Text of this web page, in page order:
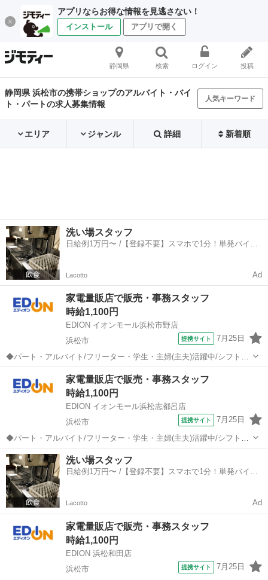
アプリならお得な情報を見逃さない！
インストール アプリで開く
静岡県 検索 ログイン 投稿
静岡県 浜松市の携帯ショップのアルバイト・バイ
ト・パートの求人募集情報
人気キーワード
エリア ジャンル 詳細 新着順
洗い場スタッフ
日給例1万円〜 /【登録不要】スマホで1分！単発バイト
Lacotto Ad
家電量販店で販売・事務スタッフ
時給1,100円
EDION イオンモール浜松市野店
浜松市
提携サイト 7月25日
◆パート・アルバイト/フリーター・学生・主婦(主夫)活躍中/シフト制/
事務作業もあり◆ レジ、商品管理、接客、販売、事務などをお願いし
ます。 まずは明るい挨拶ができれば大丈夫。 家電の知識は研修や実務
を通して身に付けられる...
浜松市 携帯ショップ
家電量販店で販売・事務スタッフ
時給1,100円
EDION イオンモール浜松志都呂店
浜松市
提携サイト 7月25日
◆パート・アルバイト/フリーター・学生・主婦(主夫)活躍中/シフト制/
事務作業もあり◆ レジ、商品管理、接客、販売、事務などをお願いし
ます。 まずは明るい挨拶ができれば大丈夫。 家電の知識は研修や実務
を通して身に付けられる...
静岡 浜松市 携帯ショップ
洗い場スタッフ
日給例1万円〜 /【登録不要】スマホで1分！単発バイト
Lacotto Ad
家電量販店で販売・事務スタッフ
時給1,100円
EDION 浜松和田店
浜松市
提携サイト 7月25日